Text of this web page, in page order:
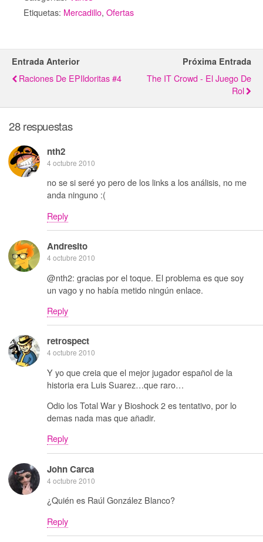
Etiquetas: Mercadillo, Ofertas
Entrada Anterior
Raciones De EPIldoritas #4
Próxima Entrada
The IT Crowd - El Juego De
Rol
28 respuestas
nth2
4 octubre 2010
no se si seré yo pero de los links a los análisis, no me
anda ninguno :(
Reply
Andresito
4 octubre 2010
@nth2: gracias por el toque. El problema es que soy
un vago y no había metido ningún enlace.
Reply
retrospect
4 octubre 2010
Y yo que creia que el mejor jugador español de la
historia era Luis Suarez…que raro…
Odio los Total War y Bioshock 2 es tentativo, por lo
demas nada mas que añadir.
Reply
John Carca
4 octubre 2010
¿Quién es Raúl González Blanco?
Reply